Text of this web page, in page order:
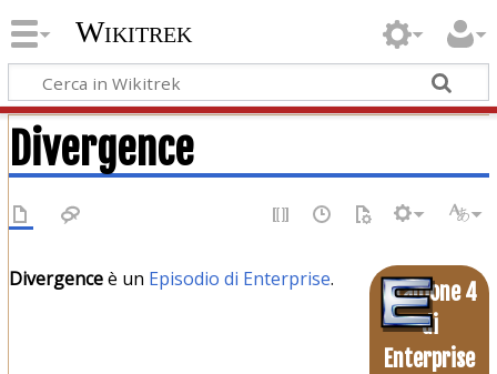
Wikitrek
Divergence
Stagione 4
di
Enterprise
Divergenceè un Episodio di Enterprise.